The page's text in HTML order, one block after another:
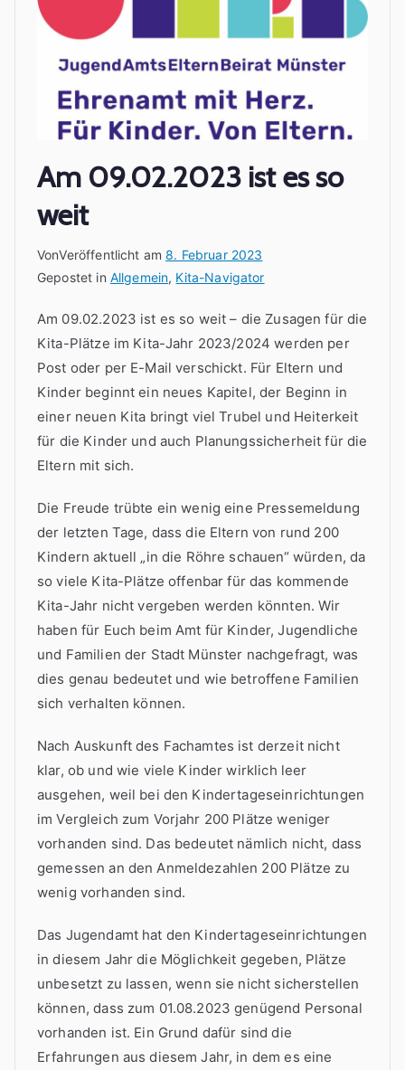
Am 09.02.2023 ist es so
weit
VonVeröffentlicht am8. Februar 2023
Gepostet in Allgemein, Kita-Navigator
Am 09.02.2023 ist es so weit – die Zusagen für die
Kita-Plätze im Kita-Jahr 2023/2024 werden per
Post oder per E-Mail verschickt. Für Eltern und
Kinder beginnt ein neues Kapitel, der Beginn in
einer neuen Kita bringt viel Trubel und Heiterkeit
für die Kinder und auch Planungssicherheit für die
Eltern mit sich.
Die Freude trübte ein wenig eine Pressemeldung
der letzten Tage, dass die Eltern von rund 200
Kindern aktuell „in die Röhre schauen“ würden, da
so viele Kita-Plätze offenbar für das kommende
Kita-Jahr nicht vergeben werden könnten. Wir
haben für Euch beim Amt für Kinder, Jugendliche
und Familien der Stadt Münster nachgefragt, was
dies genau bedeutet und wie betroffene Familien
sich verhalten können.
Nach Auskunft des Fachamtes ist derzeit nicht
klar, ob und wie viele Kinder wirklich leer
ausgehen, weil bei den Kindertageseinrichtungen
im Vergleich zum Vorjahr 200 Plätze weniger
vorhanden sind. Das bedeutet nämlich nicht, dass
gemessen an den Anmeldezahlen 200 Plätze zu
wenig vorhanden sind.
Das Jugendamt hat den Kindertageseinrichtungen
in diesem Jahr die Möglichkeit gegeben, Plätze
unbesetzt zu lassen, wenn sie nicht sicherstellen
können, dass zum 01.08.2023 genügend Personal
vorhanden ist. Ein Grund dafür sind die
Erfahrungen aus diesem Jahr, in dem es eine